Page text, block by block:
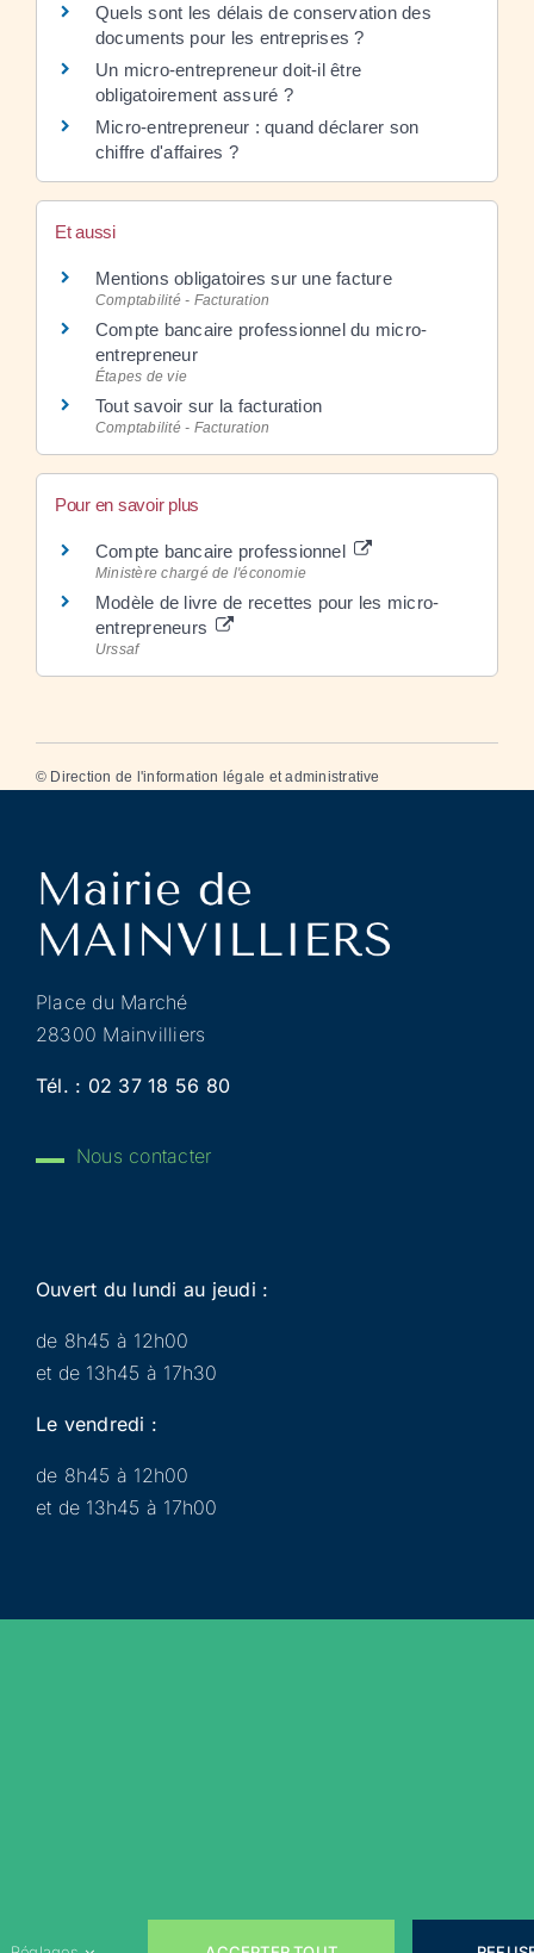
Quels sont les délais de conservation des
documents pour les entreprises ?
Un micro-entrepreneur doit-il être
obligatoirement assuré ?
Micro-entrepreneur : quand déclarer son
chiffre d'affaires ?
Et aussi
Mentions obligatoires sur une facture
Comptabilité - Facturation
Compte bancaire professionnel du micro-
entrepreneur
Étapes de vie
Tout savoir sur la facturation
Comptabilité - Facturation
Pour en savoir plus
Compte bancaire professionnel
Ministère chargé de l'économie
Modèle de livre de recettes pour les micro-
entrepreneurs
Urssaf
© Direction de l'information légale et administrative
Place du Marché
28300 Mainvilliers
Tél. : 02 37 18 56 80
Nous contacter
Ouvert du lundi au jeudi :
de 8h45 à 12h00
et de 13h45 à 17h30
Le vendredi :
de 8h45 à 12h00
et de 13h45 à 17h00